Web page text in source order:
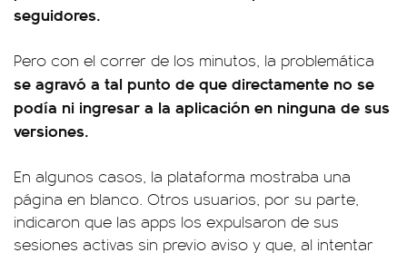
seguidores.
Pero con el correr de los minutos, la problemática
se agravó a tal punto de que directamente no se
podía ni ingresar a la aplicación en ninguna de sus
versiones.
En algunos casos, la plataforma mostraba una
página en blanco. Otros usuarios, por su parte,
indicaron que las apps los expulsaron de sus
sesiones activas sin previo aviso y que, al intentar